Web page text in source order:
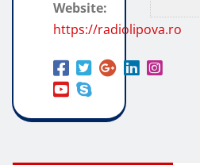
Website:
https://radiolipova.ro